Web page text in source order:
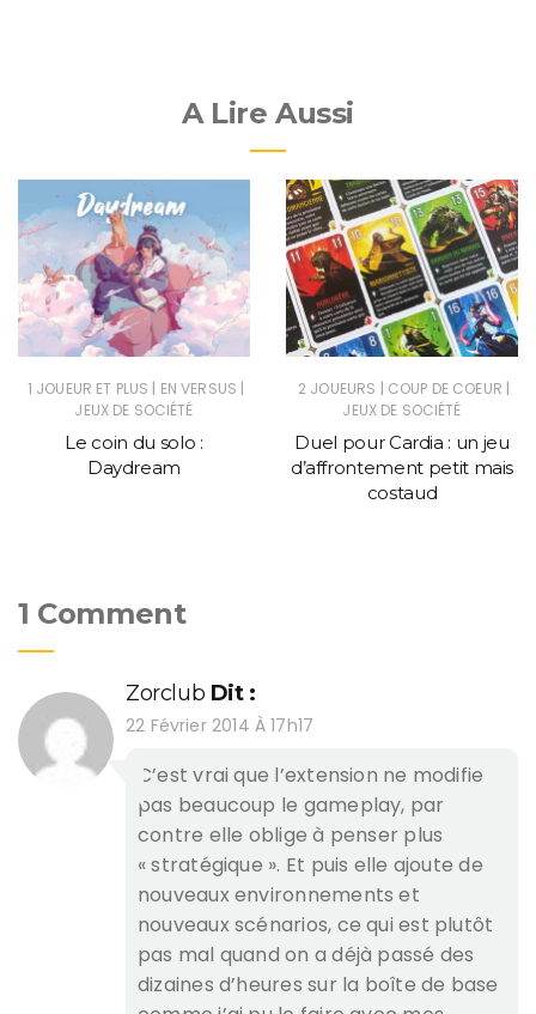
A Lire Aussi
1 JOUEUR ET PLUS | EN VERSUS |
JEUX DE SOCIÉTÉ
Le coin du solo :
Daydream
2 JOUEURS | COUP DE COEUR |
JEUX DE SOCIÉTÉ
Duel pour Cardia : un jeu
d’affrontement petit mais
costaud
1 Comment
Zorclub Dit :
22 Février 2014 À 17h17
C’est vrai que l’extension ne modifie
pas beaucoup le gameplay, par
contre elle oblige à penser plus
« stratégique ». Et puis elle ajoute de
nouveaux environnements et
nouveaux scénarios, ce qui est plutôt
pas mal quand on a déjà passé des
dizaines d’heures sur la boîte de base